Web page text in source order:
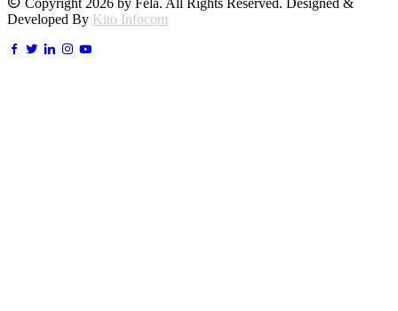
Copyright 2026 by Fela. All Rights Reserved. Designed &
Developed By Kito Infocom